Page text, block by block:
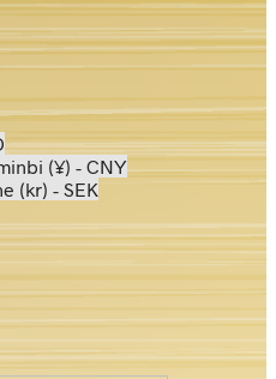
(¥) - CNY
(kr) - SEK